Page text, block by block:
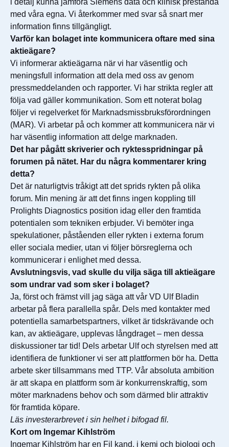
i detalj kunna jämföra Siemens data och klinisk prestanda
med våra egna. Vi återkommer med svar så snart mer
information finns tillgängligt.
Varför kan bolaget inte kommunicera oftare med sina
aktieägare?
Vi informerar aktieägarna när vi har väsentlig och
meningsfull information att dela med oss av genom
pressmeddelanden och rapporter. Vi har strikta regler att
följa vad gäller kommunikation. Som ett noterat bolag
följer vi regelverket för Marknadsmissbruksförordningen
(MAR). Vi arbetar på och kommer att kommunicera när vi
har väsentlig information att delge marknaden.
Det har pågått skriverier och ryktesspridningar på
forumen på nätet. Har du några kommentarer kring
detta?
Det är naturligtvis tråkigt att det sprids rykten på olika
forum. Min mening är att det finns ingen koppling till
Prolights Diagnostics position idag eller den framtida
potentialen som tekniken erbjuder. Vi bemöter inga
spekulationer, påståenden eller rykten i externa forum
eller sociala medier, utan vi följer börsreglerna och
kommunicerar i enlighet med dessa.
Avslutningsvis, vad skulle du vilja säga till aktieägare
som undrar vad som sker i bolaget?
Ja, först och främst vill jag säga att vår VD Ulf Bladin
arbetar på flera parallella spår. Dels med kontakter med
potentiella samarbetspartners, vilket är tidskrävande och
kan, av aktieägare, upplevas långdraget – men dessa
diskussioner tar tid! Dels arbetar Ulf och styrelsen med att
identifiera de funktioner vi ser att plattformen bör ha. Detta
arbete sker tillsammans med TTP. Vår absoluta ambition
är att skapa en plattform som är konkurrenskraftig, som
möter marknadens behov och som därmed blir attraktiv
för framtida köpare.
Läs investerarbrevet i sin helhet i bifogad fil.
Kort om Ingemar Kihlström
Ingemar Kihlström har en Fil kand. i kemi och biologi och